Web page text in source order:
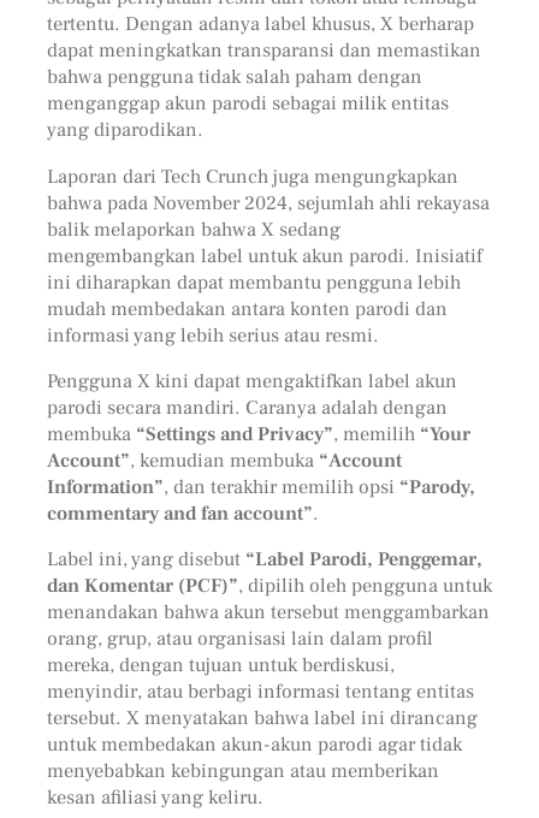
tertentu. Dengan adanya label khusus, X berharap
dapat meningkatkan transparansi dan memastikan
bahwa pengguna tidak salah paham dengan
menganggap akun parodi sebagai milik entitas
yang diparodikan.
Laporan dari Tech Crunch juga mengungkapkan
bahwa pada November 2024, sejumlah ahli rekayasa
balik melaporkan bahwa X sedang
mengembangkan label untuk akun parodi. Inisiatif
ini diharapkan dapat membantu pengguna lebih
mudah membedakan antara konten parodi dan
informasi yang lebih serius atau resmi.
Pengguna X kini dapat mengaktifkan label akun
parodi secara mandiri. Caranya adalah dengan
membuka “Settings and Privacy”, memilih “Your
Account”, kemudian membuka “Account
Information”, dan terakhir memilih opsi “Parody,
commentary and fan account”.
Label ini, yang disebut “Label Parodi, Penggemar,
dan Komentar (PCF)”, dipilih oleh pengguna untuk
menandakan bahwa akun tersebut menggambarkan
orang, grup, atau organisasi lain dalam profil
mereka, dengan tujuan untuk berdiskusi,
menyindir, atau berbagi informasi tentang entitas
tersebut. X menyatakan bahwa label ini dirancang
untuk membedakan akun-akun parodi agar tidak
menyebabkan kebingungan atau memberikan
kesan afiliasi yang keliru.